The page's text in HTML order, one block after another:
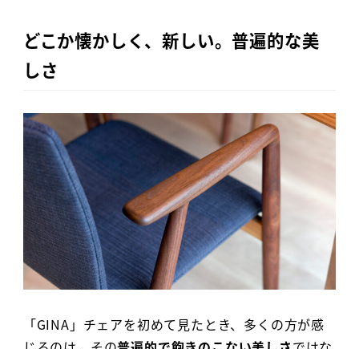
どこか懐かしく、新しい。普遍的な美
しさ
「GINA」チェアを初めて見たとき、多くの方が感